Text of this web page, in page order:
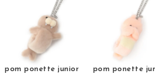
pom ponette junior pom ponette